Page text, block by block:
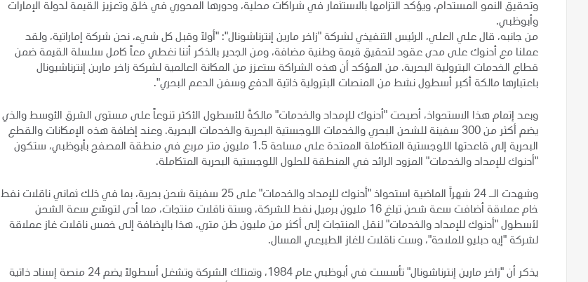
وتحقيق النمو المستدام، ويؤكد التزامها بالاستثمار في شراكات محلية، ودورها المحوري في خلق وتعزيز القيمة لدولة الإمارات
وأبوظبي.
من جانبه، قال علي العلي، الرئيس التنفيذي لشركة "زاخر مارين إنترناشونال": "أولاً وقبل كل شيء، نحن شركة إماراتية، ولقد
عملنا مع أدنوك على مدى عقود لتحقيق قيمة وطنية مضافة، ومن الجدير بالذكر أننا نغطي معاً كامل سلسلة القيمة ضمن
قطاع الخدمات البترولية البحرية. من المؤكد أن هذه الشراكة ستعزز من المكانة العالمية لشركة زاخر مارين إنترناشيونال
باعتبارها مالكة أكبر أسطول نشط من المنصات البترولية ذاتية الدفع وسفن الدعم البحري".
وبعد إتمام هذا الاستحواذ، أصبحت "أدنوك للإمداد والخدمات" مالكةً للأسطول الأكثر تنوعاً على مستوى الشرق الأوسط والذي
يضم أكثر من 300 سفينة للشحن البحري والخدمات اللوجستية البحرية والخدمات البحرية. وعند إضافة هذه الإمكانات والقطع
البحرية إلى قاعدتها اللوجستية المتكاملة الممتدة على مساحة 1.5 مليون متر مربع في منطقة المصفح بأبوظبي، ستكون
"أدنوك للإمداد والخدمات" المزود الرائد في المنطقة للحلول اللوجستية البحرية المتكاملة.
وشهدت الـ 24 شهراً الماضية استحواذ "أدنوك للإمداد والخدمات" على 25 سفينة شحن بحرية، بما في ذلك ثماني ناقلات نفط
خام عملاقة أضافت سعة شحن تبلغ 16 مليون برميل نفط للشركة، وستة ناقلات منتجات، مما أدى لتوسّع سعة الشحن
لأسطول "أدنوك للإمداد والخدمات" لنقل المنتجات إلى أكثر من مليون طن متري، هذا بالإضافة إلى خمس ناقلات غاز عملاقة
لشركة "إيه دبليو للملاحة"، وست ناقلات للغاز الطبيعي المسال.
يذكر أن "زاخر مارين إنترناشونال" تأسست في أبوظبي عام 1984، وتمتلك الشركة وتشغل أسطولاً يضم 24 منصة إسناد ذاتية